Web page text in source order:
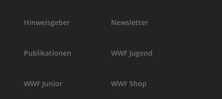
Hinweisgeber Newsletter
Publikationen WWF Jugend
WWF Junior WWF Shop